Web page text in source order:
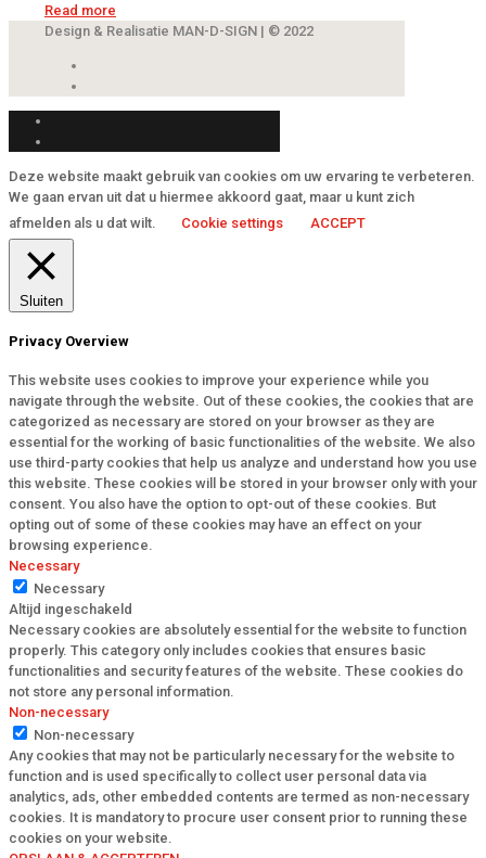
Read more
Design & Realisatie MAN-D-SIGN | © 2022
Deze website maakt gebruik van cookies om uw ervaring te verbeteren.
We gaan ervan uit dat u hiermee akkoord gaat, maar u kunt zich
afmelden als u dat wilt.
Cookie settings ACCEPT
Sluiten
Privacy Overview
This website uses cookies to improve your experience while you
navigate through the website. Out of these cookies, the cookies that are
categorized as necessary are stored on your browser as they are
essential for the working of basic functionalities of the website. We also
use third-party cookies that help us analyze and understand how you use
this website. These cookies will be stored in your browser only with your
consent. You also have the option to opt-out of these cookies. But
opting out of some of these cookies may have an effect on your
browsing experience.
Necessary
Necessary
Altijd ingeschakeld
Necessary cookies are absolutely essential for the website to function
properly. This category only includes cookies that ensures basic
functionalities and security features of the website. These cookies do
not store any personal information.
Non-necessary
Non-necessary
Any cookies that may not be particularly necessary for the website to
function and is used specifically to collect user personal data via
analytics, ads, other embedded contents are termed as non-necessary
cookies. It is mandatory to procure user consent prior to running these
cookies on your website.